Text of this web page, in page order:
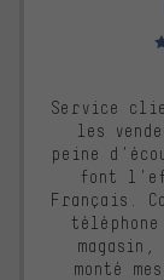
Service
les
peine
font
Français.
monté